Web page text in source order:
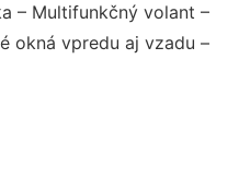
– Multifunkčný volant –
okná vpredu aj vzadu –